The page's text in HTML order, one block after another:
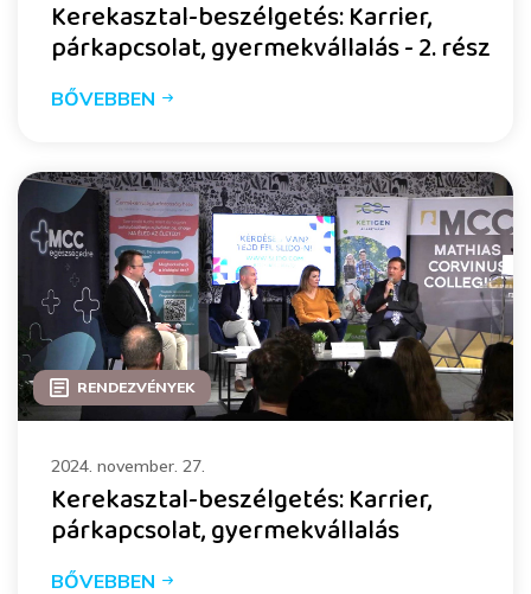
Kerekasztal-beszélgetés: Karrier,
párkapcsolat, gyermekvállalás - 2. rész
BŐVEBBEN
RENDEZVÉNYEK
2024. november. 27.
Kerekasztal-beszélgetés: Karrier,
párkapcsolat, gyermekvállalás
BŐVEBBEN